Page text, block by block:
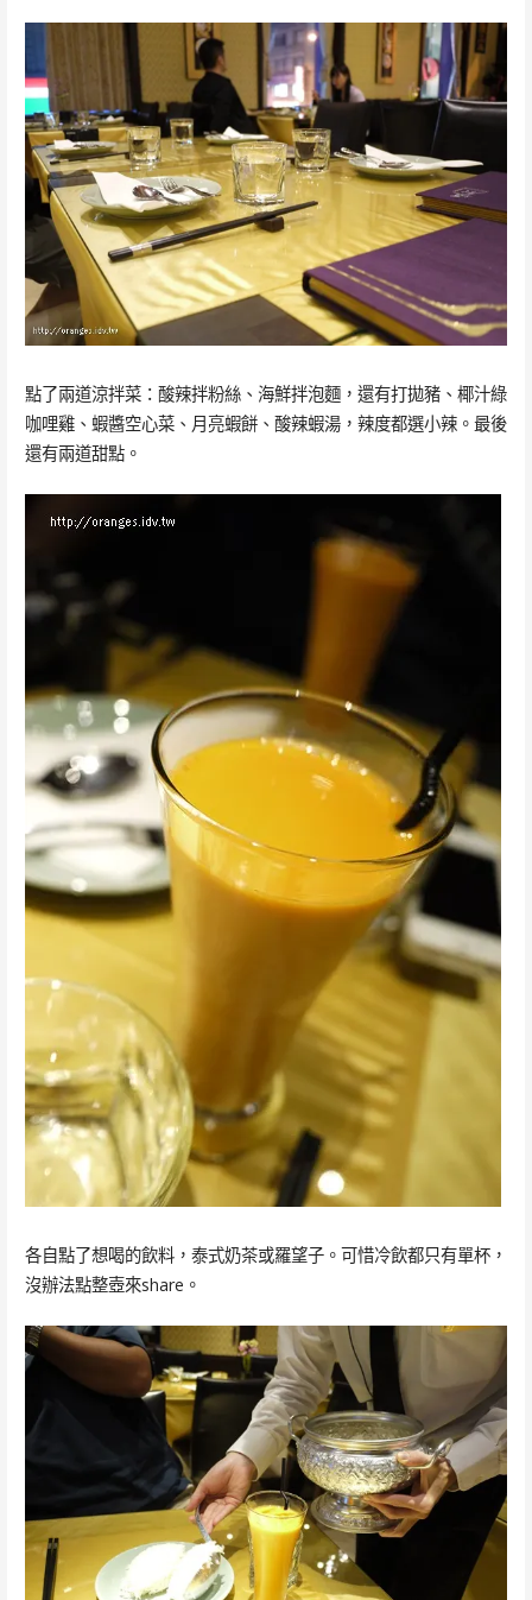
點了兩道涼拌菜：酸辣拌粉絲、海鮮拌泡麵，還有打拋豬、椰汁綠
咖哩雞、蝦醬空心菜、月亮蝦餅、酸辣蝦湯，辣度都選小辣。最後
還有兩道甜點。
各自點了想喝的飲料，泰式奶茶或羅望子。可惜冷飲都只有單杯，
沒辦法點整壺來share。